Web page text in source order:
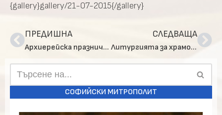
{gallery}gallery/21-07-2015{/gallery}
ПРЕДИШНА
Архиерейска празнична вечерня в Лозенския манастир „Св. апостоли Петър и Павел“
СЛЕДВАЩА
Литургията за храмовия празник на църквата „Св. пророк Илия“ в ж.к. Дружба 2
СОФИЙСКИ МИТРОПОЛИТ